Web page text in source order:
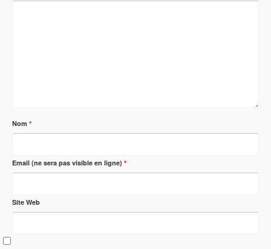
Nom *
Email (ne sera pas visible en ligne) *
Site Web